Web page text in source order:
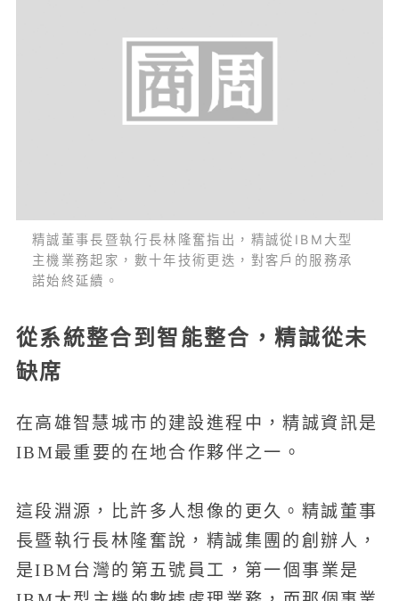
精誠董事長暨執行長林隆奮指出，精誠從IBM大型
主機業務起家，數十年技術更迭，對客戶的服務承
諾始終延續。
從系統整合到智能整合，精誠從未
缺席
在高雄智慧城市的建設進程中，精誠資訊是
IBM最重要的在地合作夥伴之一。
這段淵源，比許多人想像的更久。精誠董事
長暨執行長林隆奮說，精誠集團的創辦人，
是IBM台灣的第五號員工，第一個事業是